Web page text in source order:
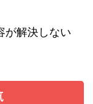
解決しない